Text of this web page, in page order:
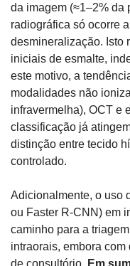
da imagem (≈1–2% da
radiográfica só ocorre
desmineralização. Isto
iniciais de esmalte,
este motivo, a
modalidades não
infravermelha), OCT e
classificação já
distinção entre tecido
controlado.
Adicionalmente, o uso
ou Faster R-CNN) em
caminho para a
intraorais, embora com
de consultório. Em